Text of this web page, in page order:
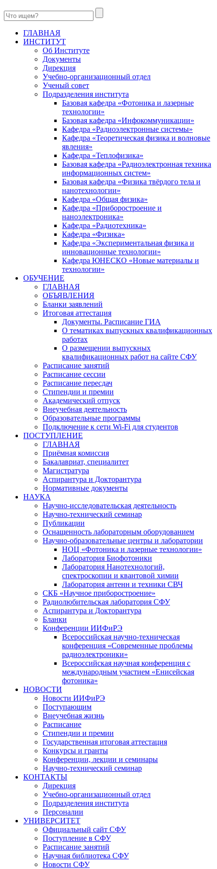
ГЛАВНАЯ
ИНСТИТУТ
Об Институте
Документы
Дирекция
Учебно-организационный отдел
Ученый совет
Подразделения института
Базовая кафедра «Фотоника и лазерные
технологии»
Базовая кафедра «Инфокоммуникации»
Кафедра «Радиоэлектронные системы»
Кафедра «Теоретическая физика и волновые
явления»
Кафедра «Теплофизика»
Базовая кафедра «Радиоэлектронная техника
информационных систем»
Базовая кафедра «Физика твёрдого тела и
нанотехнологии»
Кафедра «Общая физика»
Кафедра «Приборостроение и
наноэлектроника»
Кафедра «Радиотехника»
Кафедра «Физика»
Кафедра «Экспериментальная физика и
инновационные технологии»
Кафедра ЮНЕСКО «Новые материалы и
технологии»
ОБУЧЕНИЕ
ГЛАВНАЯ
ОБЪЯВЛЕНИЯ
Бланки заявлений
Итоговая аттестация
Документы. Расписание ГИА
О тематиках выпускных квалификационных
работах
О размещении выпускных
квалификационных работ на сайте СФУ
Расписание занятий
Расписание сессии
Расписание пересдач
Стипендии и премии
Академический отпуск
Внеучебная деятельность
Образовательные программы
Подключение к сети Wi-Fi для студентов
ПОСТУПЛЕНИЕ
ГЛАВНАЯ
Приёмная комиссия
Бакалавриат, специалитет
Магистратура
Аспирантура и Докторантура
Нормативные документы
НАУКА
Научно-исследовательская деятельность
Научно-технический семинар
Публикации
Оснащенность лабораторным оборудованием
Научно-образовательные центры и лаборатории
НОЦ «Фотоника и лазерные технологии»
Лаборатория Биофотоники
Лаборатория Нанотехнологий,
спектроскопии и квантовой химии
Лаборатория антенн и техники СВЧ
СКБ «Научное приборостроение»
Радиолюбительская лаборатория СФУ
Аспирантура и Докторантура
Бланки
Конференции ИИФиРЭ
Всероссийская научно-техническая
конференция «Современные проблемы
радиоэлектроники»
Всероссийская научная конференция с
международным участием «Енисейская
фотоника»
НОВОСТИ
Новости ИИФиРЭ
Поступающим
Внеучебная жизнь
Расписание
Стипендии и премии
Государственная итоговая аттестация
Конкурсы и гранты
Конференции, лекции и семинары
Научно-технический семинар
КОНТАКТЫ
Дирекция
Учебно-организационный отдел
Подразделения института
Персоналии
УНИВЕРСИТЕТ
Официальный сайт СФУ
Поступление в СФУ
Расписание занятий
Научная библиотека СФУ
Новости СФУ